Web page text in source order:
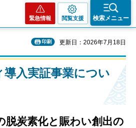
緊急情報 閲覧支援 検索メニュー
印刷 更新日：2026年7月18日
入実証事業につい
脱炭素化と賑わい創出の